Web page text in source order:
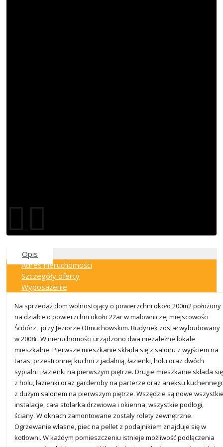
Opis
Adres nieruchomości
Szczegóły oferty
Wyposażenie
Na sprzedaż dom wolnostojący o powierzchni około 200m2 położony
na działce o powierzchni około 22ar w malowniczej miejscowości
Ścibórz, przy Jeziorze Otmuchowskim. Budynek został wybudowany
w 2008r. W nieruchomości urządzono dwa niezależne lokale
mieszkalne. Pierwsze mieszkanie składa się z salonu z wyjściem na
taras, przestronnej kuchni z jadalnią, łazienki, holu oraz dwóch
sypialni i łazienki na pierwszym piętrze. Drugie mieszkanie składa się
z holu, łazienki oraz garderoby na parterze oraz aneksu
z dużym salonem na pierwszym piętrze. Wszędzie są nowe
instalacje, cała stolarka drzwiowa i okienna, wszystkie podłogi,
ściany. W oknach zamontowane zostały rolety zewnętrzne.
Ogrzewanie własne, piec na pellet z podajnikiem znajduje się w
kotłowni. W każdym pomieszczeniu istnieje możliwość podłączenia